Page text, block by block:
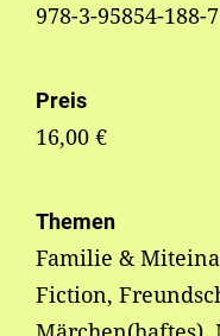
978-3-95854-188-7
Preis
16,00 €
Themen
Familie &
Fiction,